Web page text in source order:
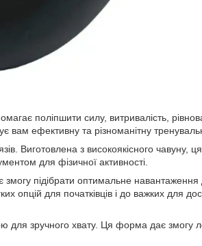
поліпшити силу, витривалість,
вам ефективну та різноманітну
Виготовлена з високоякісного чавуну,
для фізичної активності.
підібрати оптимальне навантаження
опцій для початківців і до важких для
зручного хвату. Ця форма дає змогу